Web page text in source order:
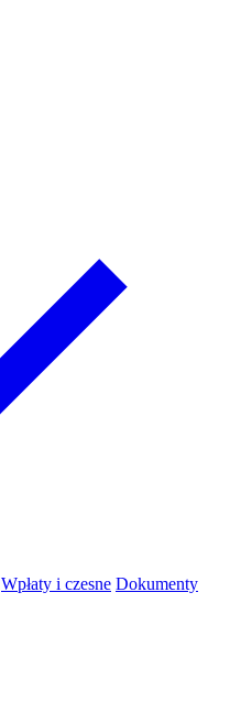
Wpłaty i czesne Dokumenty